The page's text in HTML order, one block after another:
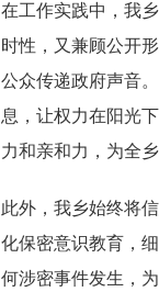
在工作实践中，我
时性，又兼顾公开
公众传递政府声音
息，让权力在阳光
力和亲和力，为全
此外，我乡始终将
化保密意识教育，
何涉密事件发生，